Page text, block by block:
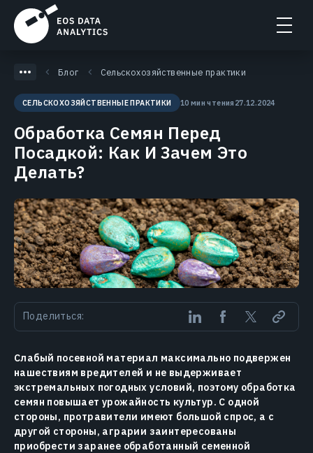
Блог Сельскохозяйственные практики
СЕЛЬСКОХОЗЯЙСТВЕННЫЕ ПРАКТИКИ 10 мин чтения 27.12.2024
Обработка Семян Перед
Посадкой: Как И Зачем Это
Делать?
Поделиться:
Слабый посевной материал максимально подвержен
нашествиям вредителей и не выдерживает
экстремальных погодных условий, поэтому обработка
семян повышает урожайность культур. С одной
стороны, протравители имеют большой спрос, а с
другой стороны, аграрии заинтересованы
приобрести заранее обработанный семенной